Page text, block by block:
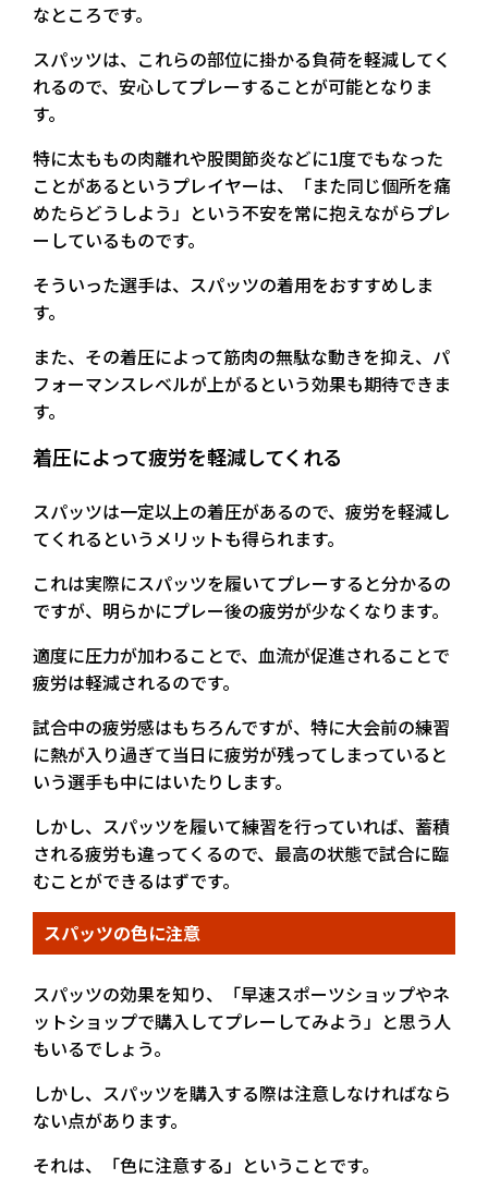
なところです。
スパッツは、これらの部位に掛かる負荷を軽減してく
れるので、安心してプレーすることが可能となりま
す。
特に太ももの肉離れや股関節炎などに1度でもなった
ことがあるというプレイヤーは、「また同じ個所を痛
めたらどうしよう」という不安を常に抱えながらプレ
ーしているものです。
そういった選手は、スパッツの着用をおすすめしま
す。
また、その着圧によって筋肉の無駄な動きを抑え、パ
フォーマンスレベルが上がるという効果も期待できま
す。
着圧によって疲労を軽減してくれる
スパッツは一定以上の着圧があるので、疲労を軽減し
てくれるというメリットも得られます。
これは実際にスパッツを履いてプレーすると分かるの
ですが、明らかにプレー後の疲労が少なくなります。
適度に圧力が加わることで、血流が促進されることで
疲労は軽減されるのです。
試合中の疲労感はもちろんですが、特に大会前の練習
に熱が入り過ぎて当日に疲労が残ってしまっていると
いう選手も中にはいたりします。
しかし、スパッツを履いて練習を行っていれば、蓄積
される疲労も違ってくるので、最高の状態で試合に臨
むことができるはずです。
スパッツの色に注意
スパッツの効果を知り、「早速スポーツショップやネ
ットショップで購入してプレーしてみよう」と思う人
もいるでしょう。
しかし、スパッツを購入する際は注意しなければなら
ない点があります。
それは、「色に注意する」ということです。